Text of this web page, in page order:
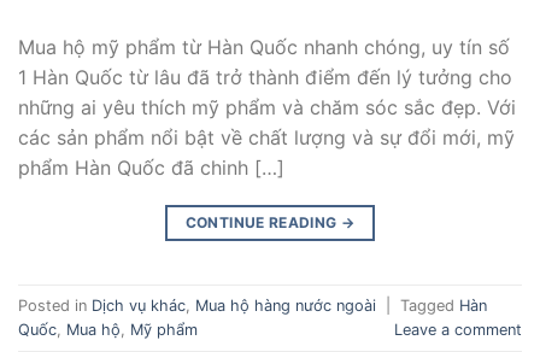
Mua hộ mỹ phẩm từ Hàn Quốc nhanh chóng, uy tín số
1 Hàn Quốc từ lâu đã trở thành điểm đến lý tưởng cho
những ai yêu thích mỹ phẩm và chăm sóc sắc đẹp. Với
các sản phẩm nổi bật về chất lượng và sự đổi mới, mỹ
phẩm Hàn Quốc đã chinh […]
CONTINUE READING →
Posted in Dịch vụ khác Mua hộ hàng nước ngoài Tagged Hàn
Quốc Mua hộ Mỹ phẩm Leave a comment